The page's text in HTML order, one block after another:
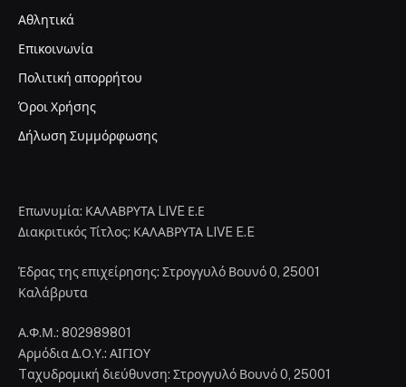
Αθλητικά
Επικοινωνία
Πολιτική απορρήτου
Όροι Χρήσης
Δήλωση Συμμόρφωσης
Επωνυμία: ΚΑΛΑΒΡΥΤΑ LIVE Ε.Ε
Διακριτικός Τίτλος: ΚΑΛΑΒΡΥΤΑ LIVE E.E
Έδρας της επιχείρησης: Στρογγυλό Βουνό 0, 25001
Καλάβρυτα
Α.Φ.Μ.: 802989801
Αρμόδια Δ.Ο.Υ.: ΑΙΓΙΟΥ
Tαχυδρομική διεύθυνση: Στρογγυλό Βουνό 0, 25001